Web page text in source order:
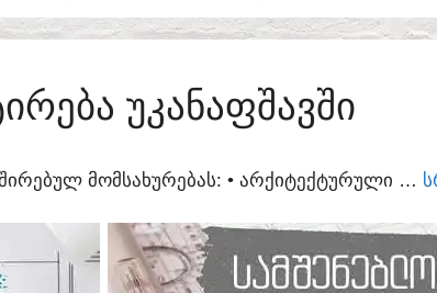
ᲣᲙᲐᲜᲐᲤᲨᲐᲕᲨᲘ
ᲛᲝᲛᲡᲐᲮᲣᲠᲔᲑᲐᲡ:​ • ᲐᲠᲥᲘᲢᲔᲥᲢᲣᲠᲣᲚᲘ …